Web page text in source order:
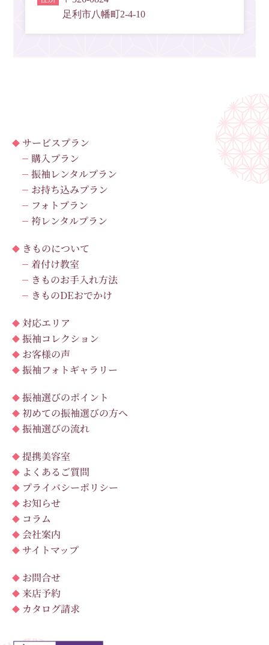
足利市八幡町2-4-10
サービスプラン
購入プラン
振袖レンタルプラン
お持ち込みプラン
フォトプラン
袴レンタルプラン
きものについて
着付け教室
きものお手入れ方法
きものDEおでかけ
対応エリア
振袖コレクション
お客様の声
振袖フォトギャラリー
振袖選びのポイント
初めての振袖選びの方へ
振袖選びの流れ
提携美容室
よくあるご質問
プライバシーポリシー
お知らせ
コラム
会社案内
サイトマップ
お問合せ
来店予約
カタログ請求